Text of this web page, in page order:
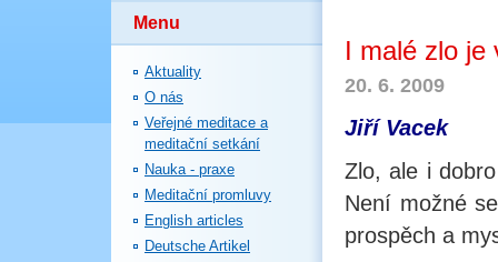
Menu
Aktuality
O nás
Veřejné meditace a
meditační setkání
Nauka - praxe
Meditační promluvy
English articles
Deutsche Artikel
I malé zlo je
20. 6. 2009
Jiří Vacek
Zlo, ale i
Není možné
prospěch a